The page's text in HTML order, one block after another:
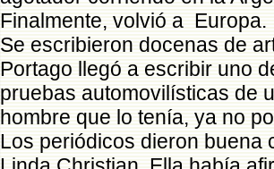
Finalmente, volvió a Europa.
Se escribieron docenas de
Portago llegó a escribir uno
pruebas automovilísticas de
hombre que lo tenía, ya no
Los periódicos dieron buena